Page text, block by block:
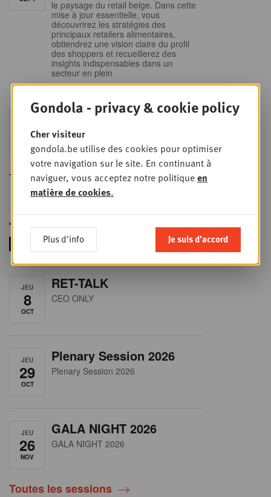
le paysage du retail belge. Dans cette
mise à jour essentielle, vous
découvrirez les stratégies des
principaux retailers alimentaires,
obtiendrez une vision claire du profil
des shoppers et recueillerez des
insights indispensables dans un
secteur en plein
24
Sales & nego Summit
2026
Sales & Nego summit 2026
Toutes les formations
JEU
8
OCT
RET-TALK
CEO ONLY
JEU
29
OCT
Plenary Session 2026
Plenary Session 2026
JEU
26
NOV
GALA NIGHT 2026
GALA NIGHT 2026
Toutes les sessions
Gondola - privacy & cookie policy
Cher visiteur
gondola.be utilise des cookies pour optimiser
votre navigation sur le site. En continuant à
naviguer, vous acceptez notre politiqueen
matière de cookies.
Plus d'info Je suis d'accord